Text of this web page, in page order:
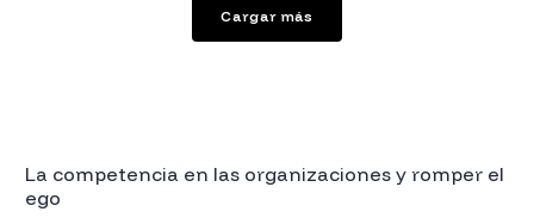
Cargar más
La competencia en las organizaciones y romper el
ego